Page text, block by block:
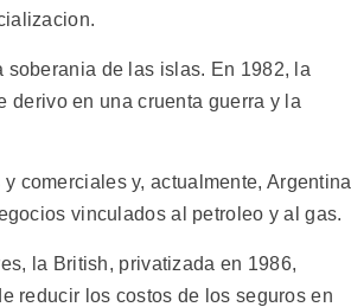
de las islas. En 1982, la
derivo en una cruenta guerra y la
comerciales y, actualmente, Argentina
vinculados al petroleo y al gas.
la British, privatizada en 1986,
reducir los costos de los seguros en